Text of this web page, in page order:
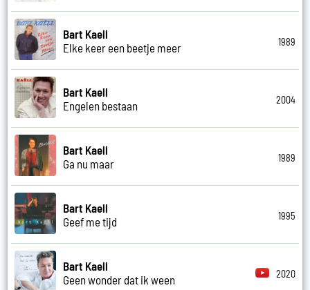
Bart Kaell
Elke keer een beetje meer
1989
Bart Kaell
Engelen bestaan
2004
Bart Kaell
Ga nu maar
1989
Bart Kaell
Geef me tijd
1995
Bart Kaell
Geen wonder dat ik ween
2020